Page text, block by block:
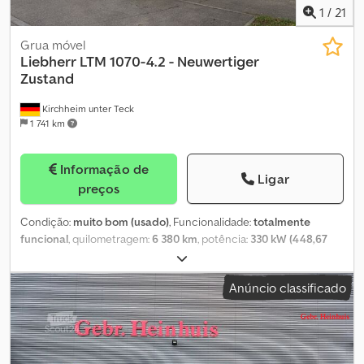
1 / 21
Kirchheim unter Teck
1 741 km
Grua móvel
Liebherr LTM 1070-4.2 - Neuwertiger
Zustand
Informação de
preços
Ligar
Condição: muito bom (usado), Funcionalidade:totalmente
funcional, quilometragem:6 380 km, potência: 330 kW (448,67
automático
cor:vermelho, peso total:52 000 kg, tamanho do pneu:445/95
R25, configuração de eixo:8x4, primeira matrícula:10/2022,
próxima inspeção (TÜV):10/2026, classe de emissão:Euro 5,
travões:Telma, suspensão:hidráulica, Ano de fabrico:2022, horas
de funcionamento:1 709 h, número da máquina/veículo:086 173,
Equipamento:ABS, Verificação de segurança UVV,
Anúncio classificado